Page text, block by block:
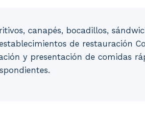
canapés, bocadillos,
de restauración
y presentación de comidas